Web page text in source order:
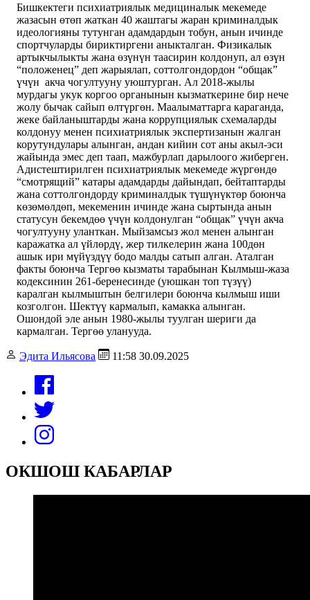
Бишкектеги психиатриялык медициналык мекемеде
жазасын өтөп жаткан 40 жаштагы жаран криминалдык
идеологияны тутунган адамдардын тобун, анын ичинде
спортчуларды бириктиргени аныкталган. Физикалык
артыкчылыкты жана өзүнүн таасирин колдонуп, ал өзүн
“положенец” деп жарыялап, соттолгондордон “общак”
үчүн акча чогултууну уюштурган. Ал 2018-жылы
мурдагы укук коргоо органынын кызматкерине бир нече
жолу бычак сайып өлтүргөн. Маалыматтарга караганда,
жеке байланыштарды жана коррупциялык схемаларды
колдонуу менен психиатриялык экспертизанын жалган
корутундулары алынган, андан кийин сот аны акыл-эси
жайында эмес деп таап, мажбурлап дарылоого жиберген.
Адистештирилген психиатриялык мекемеде жүргөндө
“смотрящий” катары адамдарды дайындап, бейтаптарды
жана соттолгондорду криминалдык түшүнүктөр боюнча
көзөмөлдөп, мекеменин ичинде жана сыртында анын
статусун бекемдөө үчүн колдонулган “общак” үчүн акча
чогултууну уланткан. Мыйзамсыз жол менен алынган
каражатка ал үйлөрдү, жер тилкелерин жана 100дөн
ашык ири мүйүздүү бодо малды сатып алган. Аталган
факты боюнча Тергөө кызматы тарабынан Кылмыш-жаза
кодексинин 261-беренесинде (уюшкан топ түзүү)
каралган кылмыштын белгилери боюнча кылмыш иши
козголгон. Шектүү кармалып, камакка алынган.
Ошондой эле анын 1980-жылы туулган шериги да
кармалган. Тергөө уланууда.
Эдита Ильясова 11:58 30.09.2025
ОКШОШ КАБАРЛАР